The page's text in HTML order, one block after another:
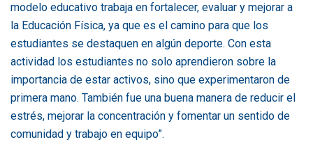
modelo educativo trabaja en fortalecer, evaluar y mejorar a
la Educación Física, ya que es el camino para que los
estudiantes se destaquen en algún deporte. Con esta
actividad los estudiantes no solo aprendieron sobre la
importancia de estar activos, sino que experimentaron de
primera mano. También fue una buena manera de reducir el
estrés, mejorar la concentración y fomentar un sentido de
comunidad y trabajo en equipo”.